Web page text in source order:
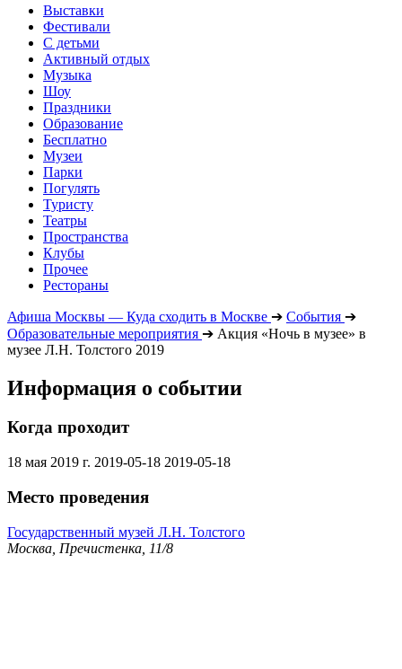
Выставки
Фестивали
С детьми
Активный отдых
Музыка
Шоу
Праздники
Образование
Бесплатно
Музеи
Парки
Погулять
Туристу
Театры
Пространства
Клубы
Прочее
Рестораны
Афиша Москвы — Куда сходить в Москве ➔ События ➔
Образовательные мероприятия ➔ Акция «Ночь в музее» в
музее Л.Н. Толстого 2019
Информация о событии
Когда проходит
18 мая 2019 г. 2019-05-18 2019-05-18
Место проведения
Государственный музей Л.Н. Толстого
Москва, Пречистенка, 11/8